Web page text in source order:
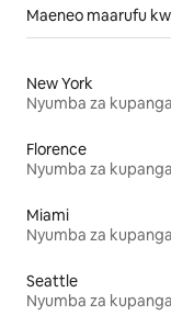
Maeneo maarufu
New York
Florence
Miami
Seattle